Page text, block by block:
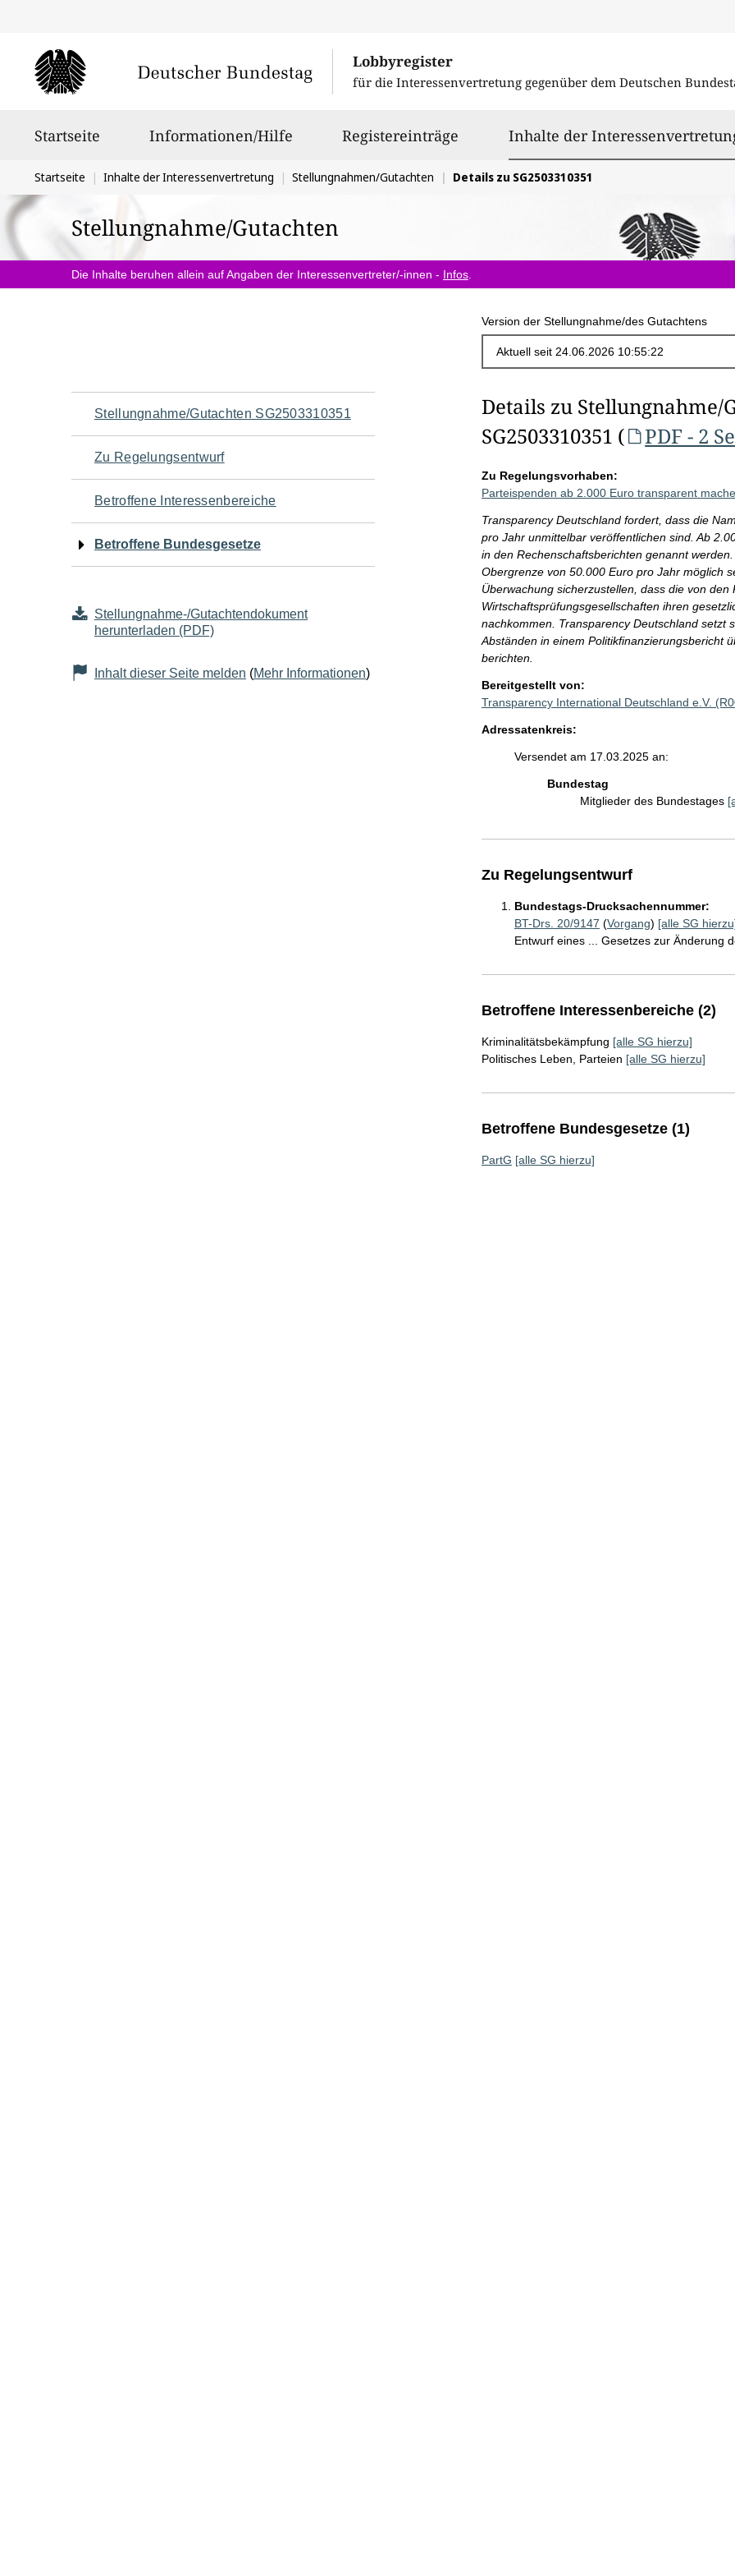
Lobbyregister
für die Interessenvertretung gegenüber dem Deutschen
Startseite Informationen/Hilfe Registereinträge Inhalte der
Sie
befinden
sich
hier:
Startseite Inhalte der Interessenvertretung Stellungnahmen/Gutachten Details zu SG2503310351
Stellungnahme/Gutachten
Die Inhalte beruhen allein auf Angaben der Interessenvertreter/-innen - Infos
Version der Stellungnahme/des Gutachtens
Navigation
für
den
Seiteninhalt
Stellungnahme/Gutachten SG2503310351
Zu Regelungsentwurf
Betroffene Interessenbereiche
Betroffene Bundesgesetze
Stellungnahme-/Gutachtendokument
herunterladen (PDF)
Inhalt dieser Seite melden (Mehr Informationen)
Details zu Stellungnahme/
SG2503310351 (
PDF - 2
Zu Regelungsvorhaben:
Parteispenden ab 2.000 Euro transparent
Transparency Deutschland fordert, dass die
pro Jahr unmittelbar veröffentlichen sind. Ab
in den Rechenschaftsberichten genannt
Obergrenze von 50.000 Euro pro Jahr möglich
Überwachung sicherzustellen, dass die von
Wirtschaftsprüfungsgesellschaften ihren
nachkommen. Transparency Deutschland setzt
Abständen in einem Politikfinanzierungsbericht
berichten.
Bereitgestellt von:
Transparency International Deutschland e.V.
Adressatenkreis:
Versendet am 17.03.2025 an:
Bundestag
Mitglieder des Bundestages
Zu Regelungsentwurf
Bundestags-Drucksachennummer:
BT-Drs. 20/9147 (Vorgang) [alle SG
Entwurf eines ... Gesetzes zur Änderung
Betroffene Interessenbereiche (2)
Kriminalitätsbekämpfung [alle SG hierzu]
Politisches Leben, Parteien [alle SG hierzu]
Betroffene Bundesgesetze (1)
PartG [alle SG hierzu]